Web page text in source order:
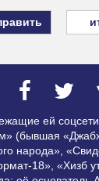
ей
(бывшая
народа»,
18», «Хизб